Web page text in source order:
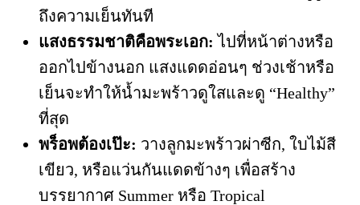
ถึงความเย็นทันที
แสงธรรมชาติคือพระเอก: ไปที่หน้าต่างหรือ
ออกไปข้างนอก แสงแดดอ่อนๆ ช่วงเช้าหรือ
เย็นจะทำให้น้ำมะพร้าวดูใสและดู “Healthy”
ที่สุด
พร็อพต้องเป๊ะ: วางลูกมะพร้าวผ่าซีก, ใบไม้สี
เขียว, หรือแว่นกันแดดข้างๆ เพื่อสร้าง
บรรยากาศ Summer หรือ Tropical